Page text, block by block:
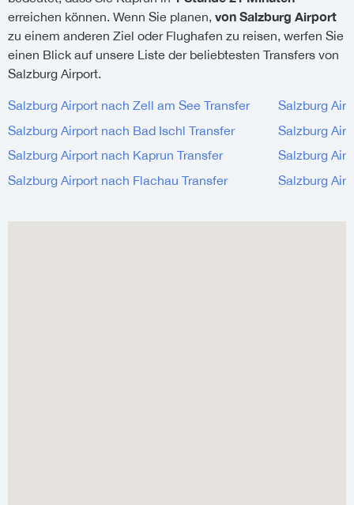
erreichen können. Wenn Sie planen, von Salzburg Airport
zu einem anderen Ziel oder Flughafen zu reisen, werfen Sie
einen Blick auf unsere Liste der beliebtesten Transfers von
Salzburg Airport.
Salzburg Airport nach Zell am See Transfer
Salzburg
Salzburg Airport nach Bad Ischl Transfer
Salzburg
Salzburg Airport nach Kaprun Transfer
Salzburg
Salzburg Airport nach Flachau Transfer
Salzburg